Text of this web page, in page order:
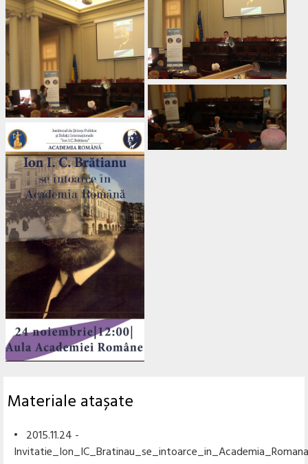
Materiale atașate
• 2015.11.24 -
Invitatie_Ion_IC_Bratinau_se_intoarce_in_Academia_Romana